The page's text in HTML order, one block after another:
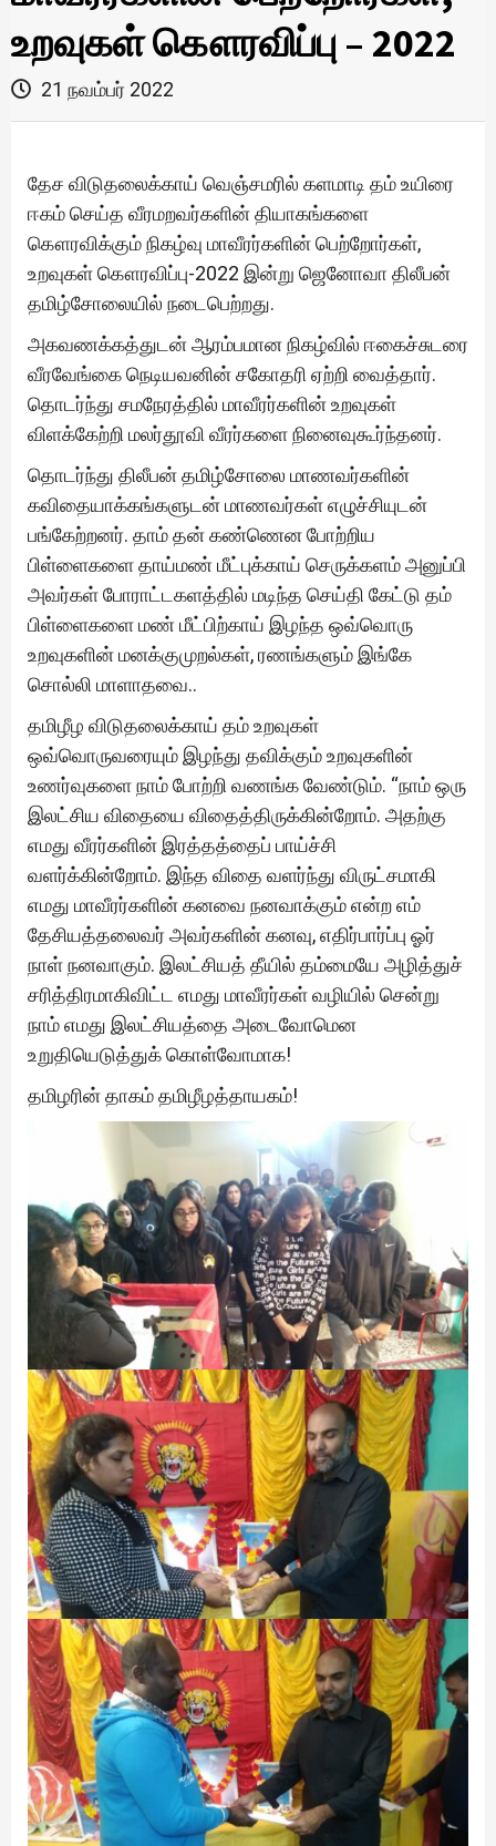
உறவுகள் கௌரவிப்பு – 2022
21 நவம்பர் 2022
தேச விடுதலைக்காய் வெஞ்சமரில் களமாடி தம் உயிரை
ஈகம் செய்த வீரமறவர்களின் தியாகங்களை
கௌரவிக்கும் நிகழ்வு மாவீரர்களின் பெற்றோர்கள்,
உறவுகள் கௌரவிப்பு-2022 இன்று ஜெனோவா திலீபன்
தமிழ்சோலையில் நடைபெற்றது.
அகவணக்கத்துடன் ஆரம்பமான நிகழ்வில் ஈகைச்சுடரை
வீரவேங்கை நெடியவனின் சகோதரி ஏற்றி வைத்தார்.
தொடர்ந்து சமநேரத்தில் மாவீரர்களின் உறவுகள்
விளக்கேற்றி மலர்தூவி வீரர்களை நினைவுகூர்ந்தனர்.
தொடர்ந்து திலீபன் தமிழ்சோலை மாணவர்களின்
கவிதையாக்கங்களுடன் மாணவர்கள் எழுச்சியுடன்
பங்கேற்றனர். தாம் தன் கண்ணென போற்றிய
பிள்ளைகளை தாய்மண் மீட்புக்காய் செருக்களம் அனுப்பி
அவர்கள் போராட்டகளத்தில் மடிந்த செய்தி கேட்டு தம்
பிள்ளைகளை மண் மீட்பிற்காய் இழந்த ஒவ்வொரு
உறவுகளின் மனக்குமுறல்கள், ரணங்களும் இங்கே
சொல்லி மாளாதவை..
தமிழீழ விடுதலைக்காய் தம் உறவுகள்
ஒவ்வொருவரையும் இழந்து தவிக்கும் உறவுகளின்
உணர்வுகளை நாம் போற்றி வணங்க வேண்டும். “நாம் ஒரு
இலட்சிய விதையை விதைத்திருக்கின்றோம். அதற்கு
எமது வீரர்களின் இரத்தத்தைப் பாய்ச்சி
வளர்க்கின்றோம். இந்த விதை வளர்ந்து விருட்சமாகி
எமது மாவீரர்களின் கனவை நனவாக்கும் என்ற எம்
தேசியத்தலைவர் அவர்களின் கனவு, எதிர்பார்ப்பு ஓர்
நாள் நனவாகும். இலட்சியத் தீயில் தம்மையே அழித்துச்
சரித்திரமாகிவிட்ட எமது மாவீரர்கள் வழியில் சென்று
நாம் எமது இலட்சியத்தை அடைவோமென
உறுதியெடுத்துக் கொள்வோமாக!
தமிழரின் தாகம் தமிழீழத்தாயகம்!